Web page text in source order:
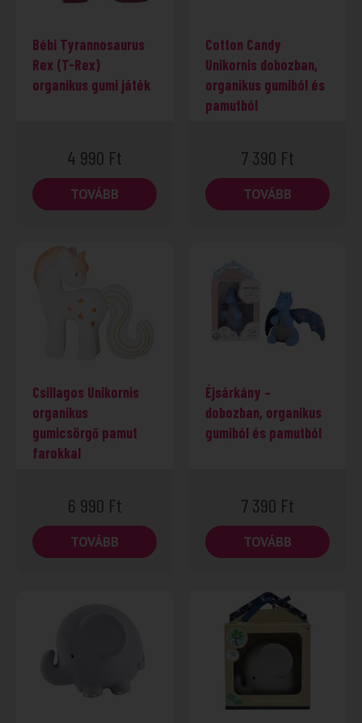
Bébi Tyrannosaurus
Rex (T-Rex)
organikus gumi játék
4 990 Ft
TOVÁBB
Cotton Candy
Unikornis dobozban,
organikus gumiból és
pamutból
7 390 Ft
TOVÁBB
Csillagos Unikornis
organikus
gumicsörgő pamut
farokkal
6 990 Ft
TOVÁBB
Éjsárkány –
dobozban, organikus
gumiból és pamutból
7 390 Ft
TOVÁBB